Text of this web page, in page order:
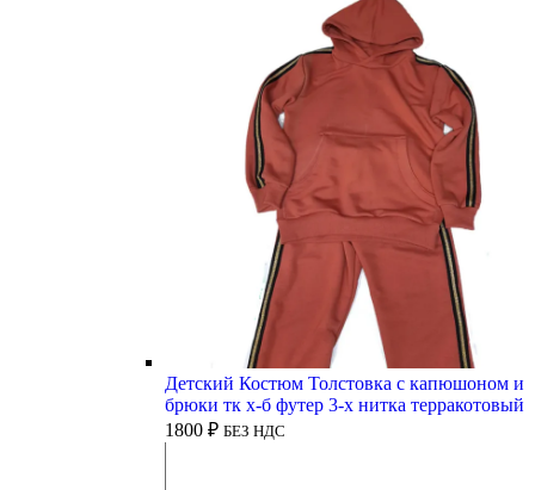
Детский Костюм Толстовка с капюшоном и
брюки тк х-б футер 3-х нитка терракотовый
1800 ₽ БЕЗ НДС